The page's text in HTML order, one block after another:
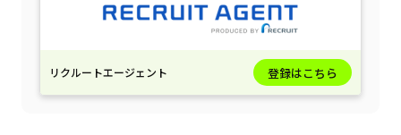
リクルートエージェント 登録はこちら